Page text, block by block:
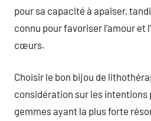
pour sa capacité à apaiser,
connu pour favoriser l’amour et
cœurs.
Choisir le bon bijou de
considération sur les intentions
gemmes ayant la plus forte